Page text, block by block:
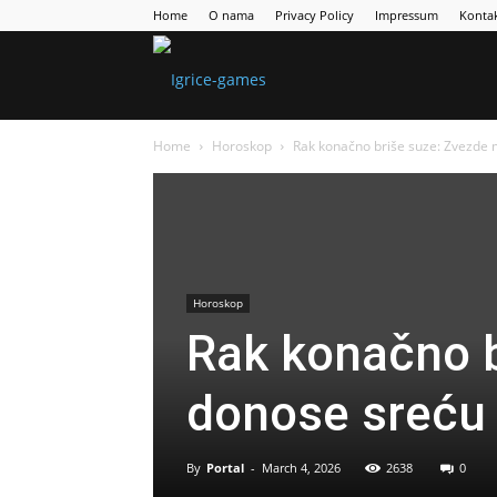
Home O nama Privacy Policy Impressum
Home Horoskop Rak konačno briše suze:
Horoskop
Rak konačno
donose
By Portal - March 4, 2026 2638 0